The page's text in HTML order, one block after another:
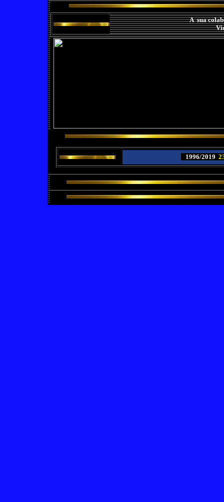
A sua
1996/2019